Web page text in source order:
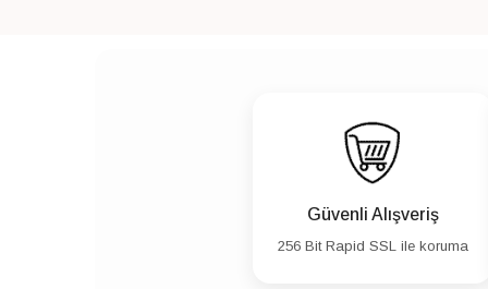
Güvenli Alışveriş
256 Bit Rapid SSL ile koruma